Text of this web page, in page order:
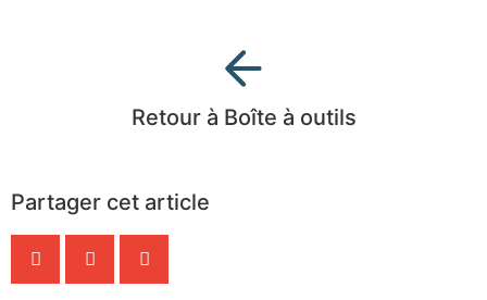
Retour à Boîte à outils
Partager cet article